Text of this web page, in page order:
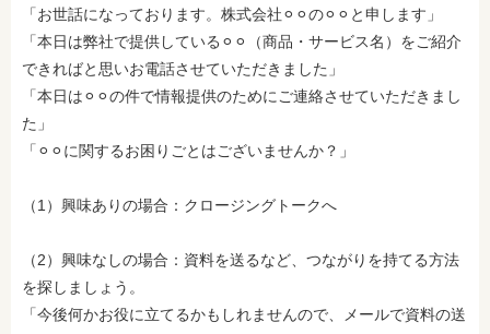
「お世話になっております。株式会社⚪︎⚪︎の⚪︎⚪︎と申します」
「本日は弊社で提供している⚪︎⚪︎（商品・サービス名）をご紹介
できればと思いお電話させていただきました」
「本日は⚪︎⚪︎の件で情報提供のためにご連絡させていただきまし
た」
「⚪︎⚪︎に関するお困りごとはございませんか？」
（1）興味ありの場合：クロージングトークへ
（2）興味なしの場合：資料を送るなど、つながりを持てる方法
を探しましょう。
「今後何かお役に立てるかもしれませんので、メールで資料の送